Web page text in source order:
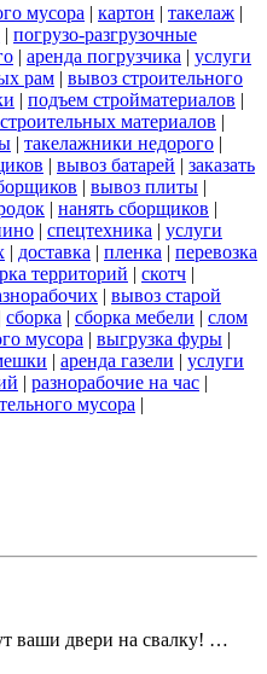
мусора | картон | такелаж |
| погрузо-разгрузочные
| аренда погрузчика | услуги
рам | вывоз строительного
| подъем стройматериалов |
материалов |
| такелажники недорого |
| вывоз батарей | заказать
| вывоз плиты |
| нанять сборщиков |
| спецтехника | услуги
| доставка | пленка | перевозка
территорий | скотч |
| вывоз старой
сборка | сборка мебели | слом
мусора | выгрузка фуры |
| аренда газели | услуги
| разнорабочие на час |
мусора |
ваши двери на свалку! …